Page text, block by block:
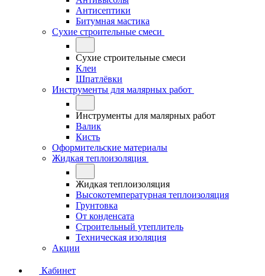
Антисептики
Битумная мастика
Сухие строительные смеси
Сухие строительные смеси
Клеи
Шпатлёвки
Инструменты для малярных работ
Инструменты для малярных работ
Валик
Кисть
Оформительские материалы
Жидкая теплоизоляция
Жидкая теплоизоляция
Высокотемпературная теплоизоляция
Грунтовка
От конденсата
Строительный утеплитель
Техническая изоляция
Акции
Кабинет